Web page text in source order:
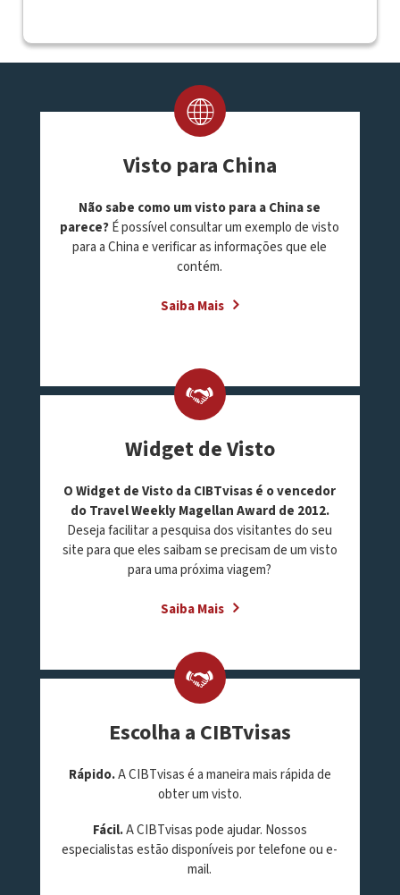
Visto para China
Não sabe como um visto para a China se
parece?É possível consultar um exemplo de visto
para a China e verificar as informações que ele
contém.
Saiba Mais
Widget de Visto
O Widget de Visto da CIBTvisas é o vencedor
do Travel Weekly Magellan Award de 2012.
Deseja facilitar a pesquisa dos visitantes do seu
site para que eles saibam se precisam de um visto
para uma próxima viagem?
Saiba Mais
Escolha a CIBTvisas
Rápido.A CIBTvisas é a maneira mais rápida de
obter um visto.
Fácil.A CIBTvisas pode ajudar. Nossos
especialistas estão disponíveis por telefone ou e-
mail.